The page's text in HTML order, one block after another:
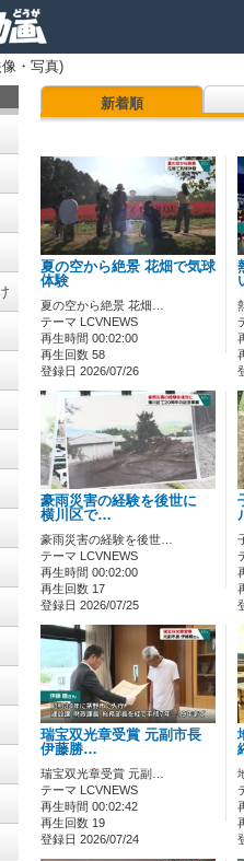
・写真)
新着順
夏の空から絶景 花畑で気球
体験
夏の空から絶景 花畑…
テーマ LCVNEWS
再生時間 00:02:00
再生回数 58
登録日 2026/07/26
豪雨災害の経験を後世に
横川区で…
豪雨災害の経験を後世…
テーマ LCVNEWS
再生時間 00:02:00
再生回数 17
登録日 2026/07/25
瑞宝双光章受賞 元副市長
伊藤勝…
瑞宝双光章受賞 元副…
テーマ LCVNEWS
再生時間 00:02:42
再生回数 19
登録日 2026/07/24